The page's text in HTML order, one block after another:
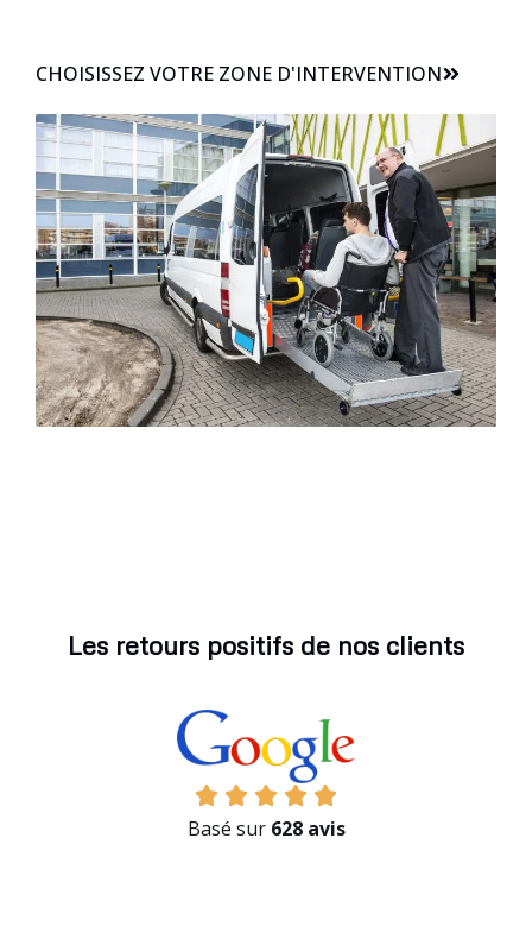
CHOISISSEZ VOTRE ZONE D'INTERVENTION
Les retours positifs de nos clients
Basé sur 628 avis